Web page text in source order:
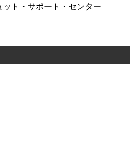
ト・サポート・センター